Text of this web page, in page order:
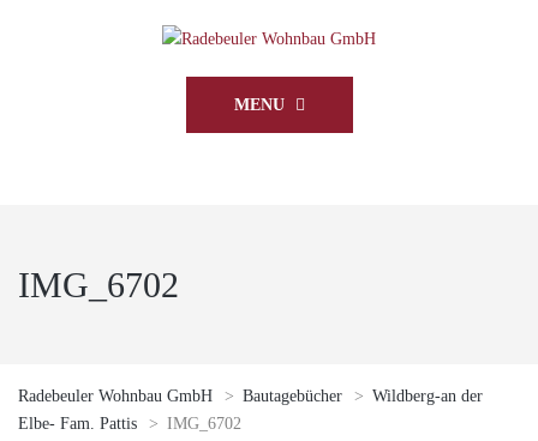
MENU
IMG_6702
Radebeuler Wohnbau GmbH > Bautagebücher > Wildberg-an der
Elbe- Fam. Pattis
> IMG_6702